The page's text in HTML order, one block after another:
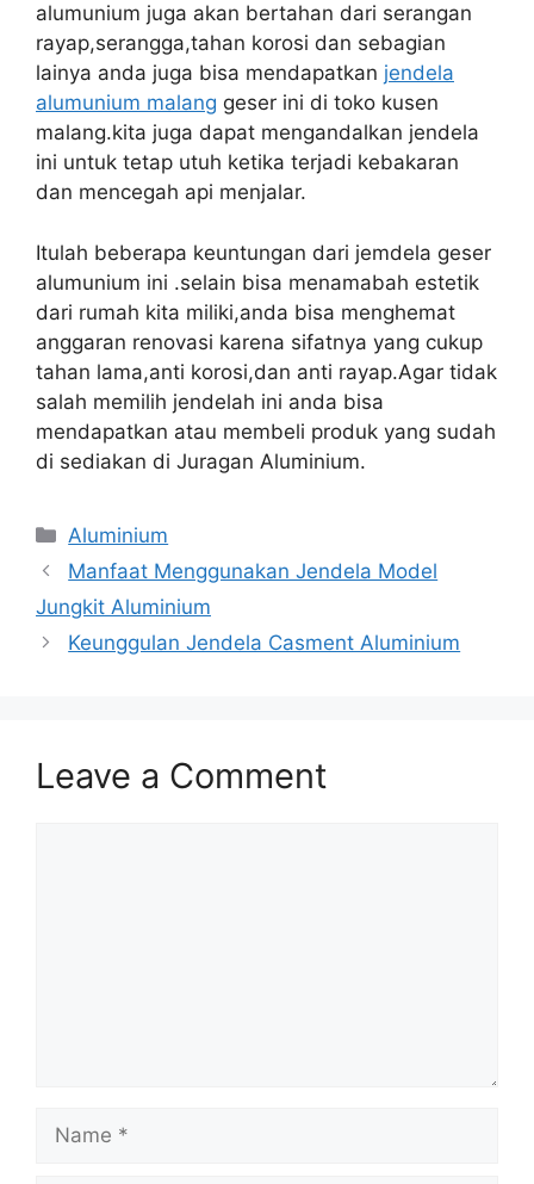
alumunium juga akan bertahan dari serangan
rayap,serangga,tahan korosi dan sebagian
lainya anda juga bisa mendapatkan jendela
alumunium malang geser ini di toko kusen
malang.kita juga dapat mengandalkan jendela
ini untuk tetap utuh ketika terjadi kebakaran
dan mencegah api menjalar.
Itulah beberapa keuntungan dari jemdela geser
alumunium ini .selain bisa menamabah estetik
dari rumah kita miliki,anda bisa menghemat
anggaran renovasi karena sifatnya yang cukup
tahan lama,anti korosi,dan anti rayap.Agar tidak
salah memilih jendelah ini anda bisa
mendapatkan atau membeli produk yang sudah
di sediakan di Juragan Aluminium.
Categories
Aluminium
Manfaat Menggunakan Jendela Model
Jungkit Aluminium
Keunggulan Jendela Casment Aluminium
Leave a Comment